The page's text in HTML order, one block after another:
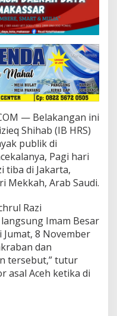
— Belakangan ini
Shihab (IB HRS)
publik di
Pagi hari
tiba di Jakarta,
Mekkah, Arab Saudi.
Razi
Imam Besar
Jumat, 8 November
dan
tersebut,” tutur
asal Aceh ketika di